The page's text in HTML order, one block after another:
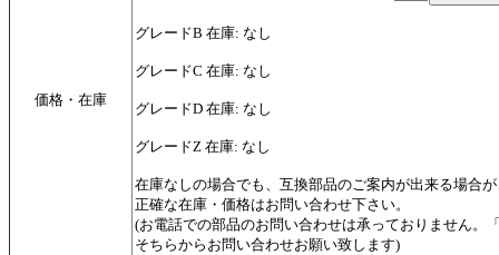
価格・在庫
グレードB 在庫: なし
グレードC 在庫: なし
グレードD 在庫: なし
グレードZ 在庫: なし
在庫なしの場合でも、互換部品のご案内が出来る場合
正確な在庫・価格はお問い合わせ下さい。
(お電話での部品のお問い合わせは承っておりません。
そちらからお問い合わせお願い致します)